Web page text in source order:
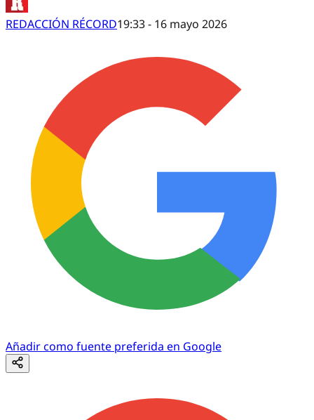
REDACCIÓN RÉCORD19:33 - 16 mayo 2026
Añadir como fuente preferida en Google